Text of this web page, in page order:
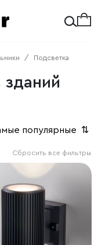
Подсветка
популярные ⇅
Сбросить все фильтры